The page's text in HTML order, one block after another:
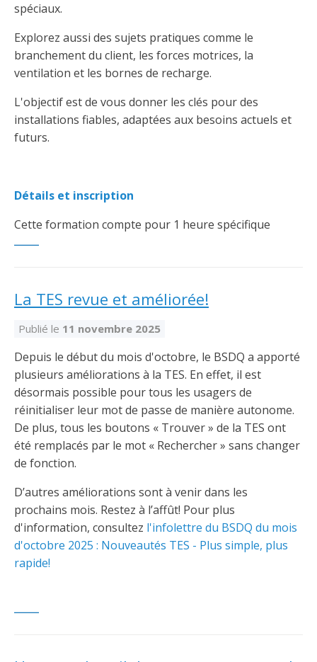
spéciaux.
Explorez aussi des sujets pratiques comme le
branchement du client, les forces motrices, la
ventilation et les bornes de recharge.
L'objectif est de vous donner les clés pour des
installations fiables, adaptées aux besoins actuels et
futurs.
Détails et inscription
Cette formation compte pour 1 heure spécifique
La TES revue et améliorée!
Publié le 11 novembre 2025
Depuis le début du mois d'octobre, le BSDQ a apporté
plusieurs améliorations à la TES. En effet, il est
désormais possible pour tous les usagers de
réinitialiser leur mot de passe de manière autonome.
De plus, tous les boutons « Trouver » de la TES ont
été remplacés par le mot « Rechercher » sans changer
de fonction.
D’autres améliorations sont à venir dans les
prochains mois. Restez à l’affût! Pour plus
d'information, consultez l'infolettre du BSDQ du mois
d'octobre 2025 : Nouveautés TES - Plus simple, plus
rapide!